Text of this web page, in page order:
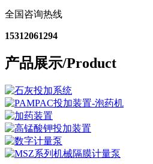
全国咨询热线
15312061294
产品展示/Product